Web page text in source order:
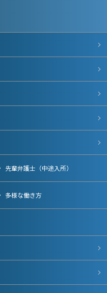
先輩弁護士（中途入所）
多様な働き方